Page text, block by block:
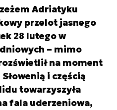
Adriatyku
przelot jasnego
28 lutego w
– mimo
na moment
i częścią
towarzyszyła
fala uderzeniowa,